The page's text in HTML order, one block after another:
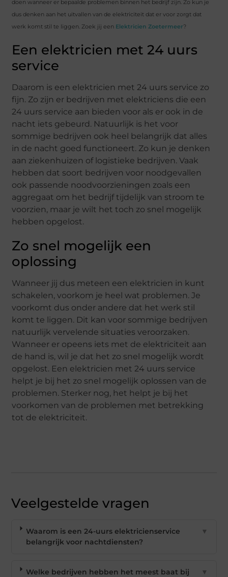
doen wanneer er bepaalde problemen binnen het bedrijf zijn. Zo kun je
dus denken aan het uitvallen van de elektriciteit dat er voor zorgt dat
werk komt stil te liggen. Zoek jij een Elektricien Zoetermeer?
Een elektricien met 24 uurs
service
Daarom is een elektricien met 24 uurs service zo
fijn. Zo zijn er bedrijven met elektriciens die een
24 uurs service aan bieden voor als er ook in de
nacht iets gebeurd. Natuurlijk is het voor
sommige bedrijven ook heel belangrijk dat alles
in de nacht goed functioneert. Zo kun je denken
aan ziekenhuizen of logistieke bedrijven. Vaak
hebben dat soort bedrijven voor noodgevallen
ook passende noodvoorzieningen zoals een
aggregaat om het bedrijf tijdelijk van stroom te
voorzien, maar je wilt het toch zo snel mogelijk
hebben opgelost.
Zo snel mogelijk een
oplossing
Wanneer jij dus meteen een elektricien in kunt
schakelen, voorkom je heel wat problemen. Je
voorkomt dus onder andere dat het werk stil
komt te liggen. Dit kan voor sommige bedrijven
natuurlijk vervelende situaties veroorzaken.
Wanneer er opeens iets met de elektriciteit aan
de hand is, wil je dat het zo snel mogelijk wordt
opgelost. Een elektricien met 24 uurs service
helpt je bij het zo snel mogelijk oplossen van de
problemen. Sterker nog, het helpt je bij het
voorkomen van de problemen met betrekking
tot de elektriciteit.
Veelgestelde vragen
Waarom is een 24-uurs elektricienservice
belangrijk voor nachtdiensten?
▼
Welke bedrijven hebben het meest baat bij
▼